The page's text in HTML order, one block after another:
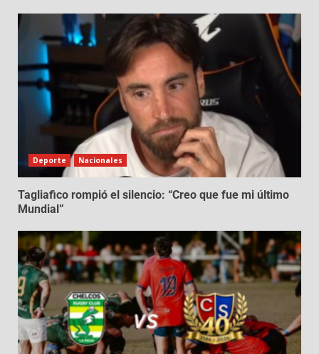
Deporte Nacionales
Tagliafico rompió el silencio: “Creo que fue mi último
Mundial”